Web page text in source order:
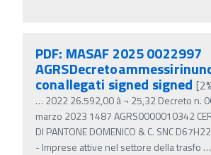
PDF: MASAF 2025 0022997
conallegati signed signed
… 2022 26.592,00 â‚¬ 25,32 Decreto n.
marzo 2023 1487 AGRS0000010342
DI PANTONE DOMENICO & C. SNC
- Imprese attive nel settore della trasfo …